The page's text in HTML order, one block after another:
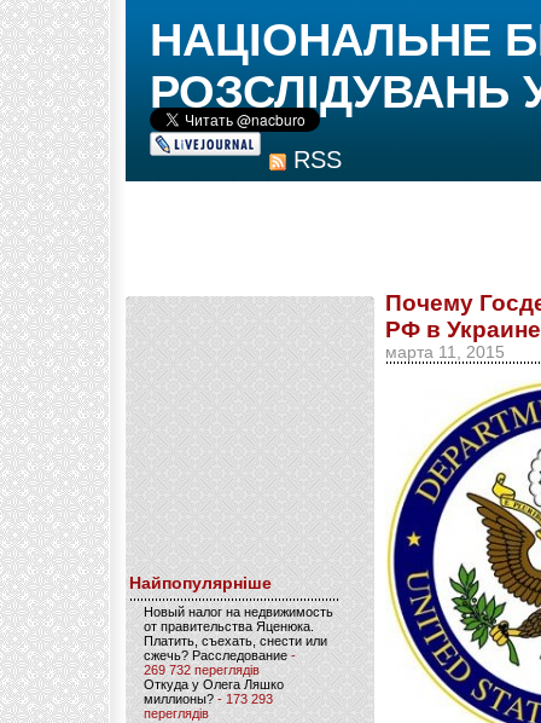
RSS
НАЦІОНАЛЬНЕ
РОЗСЛІДУВАНЬ
Найпопулярніше
Новый налог на недвижимость
от правительства Яценюка.
Платить, съехать, снести или
сжечь? Расследование-
269 732 переглядів
Откуда у Олега Ляшко
миллионы? - 173 293
переглядів
Почему
РФ в
марта 11, 2015